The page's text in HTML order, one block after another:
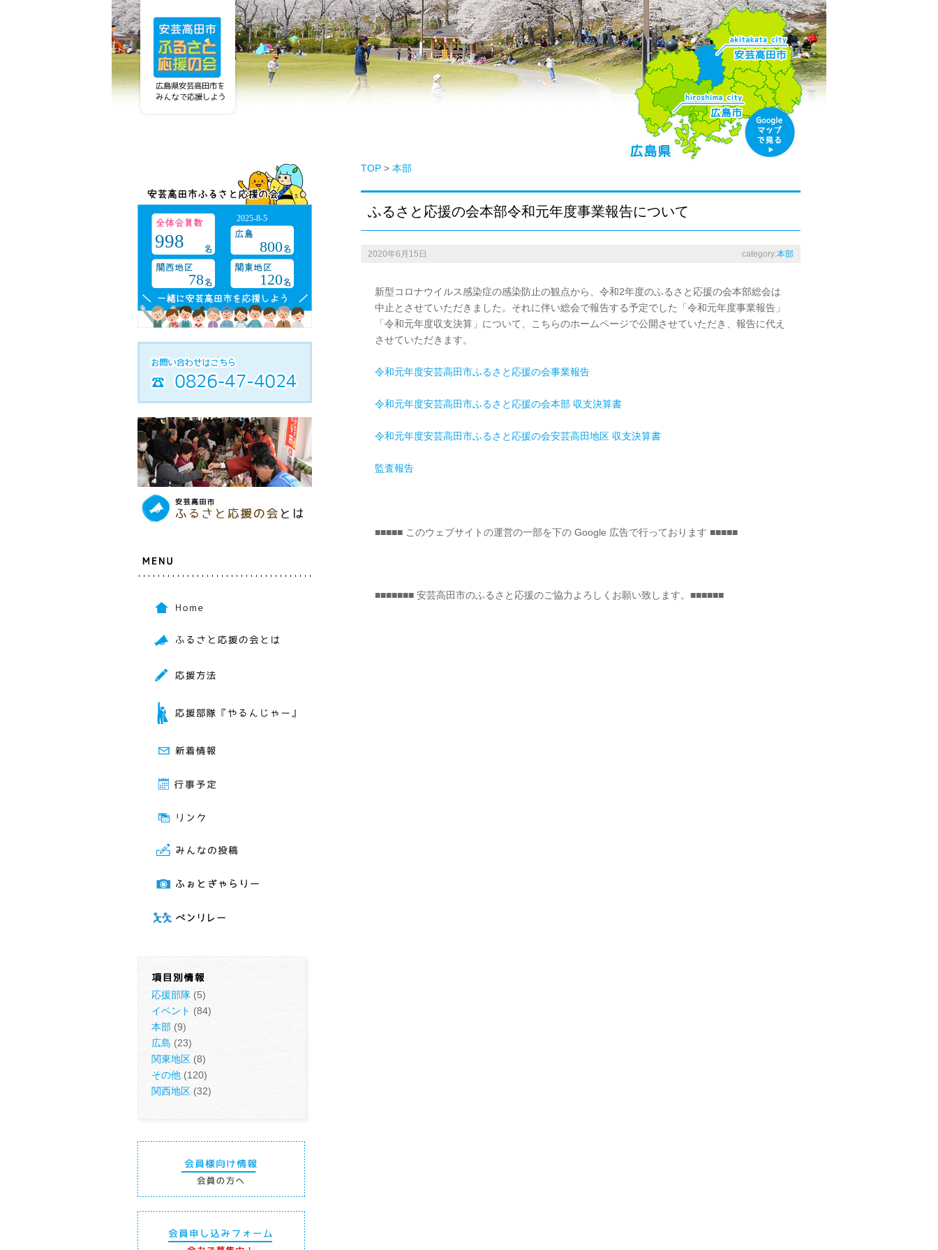
2025-8-5
998
800
78
120
応援部隊 (5)
イベント (84)
本部 (9)
広島 (23)
関東地区 (8)
その他 (120)
関西地区 (32)
TOP > 本部
ふるさと応援の会本部令和元年度事業報告について
category:本部
2020年6月15日
新型コロナウイルス感染症の感染防止の観点から、令和2年度のふるさと応援の会本部総会は
中止とさせていただきました。それに伴い総会で報告する予定でした「令和元年度事業報告」
「令和元年度収支決算」について、こちらのホームページで公開させていただき、報告に代え
させていただきます。
令和元年度安芸高田市ふるさと応援の会事業報告
令和元年度安芸高田市ふるさと応援の会本部 収支決算書
令和元年度安芸高田市ふるさと応援の会安芸高田地区 収支決算書
監査報告
■■■■■ このウェブサイトの運営の一部を下の Google 広告で行っております ■■■■■
■■■■■■■ 安芸高田市のふるさと応援のご協力よろしくお願い致します。■■■■■■